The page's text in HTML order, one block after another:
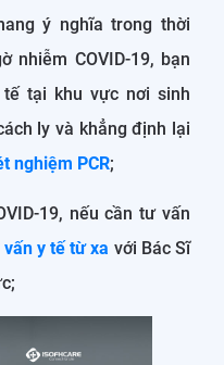
ý nghĩa trong thời
nhiễm COVID-19, bạn
tại khu vực nơi sinh
ly và khẳng định lại
nghiệm PCR;
19, nếu cần tư vấn
vấn y tế từ xa với Bác Sĩ